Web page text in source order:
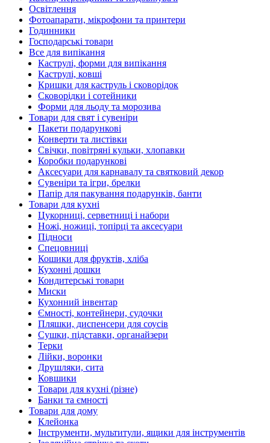
Освітлення
Фотоапарати, мікрофони та принтери
Годинники
Господарські товари
Все для випікання
Каструлі, форми для випікання
Каструлі, ковші
Кришки для каструль і сковорідок
Сковорідки і сотейники
Форми для льоду та морозива
Товари для свят і сувеніри
Пакети подарункові
Конверти та листівки
Свічки, повітряні кульки, хлопавки
Коробки подарункові
Аксесуари для карнавалу та святковий декор
Сувеніри та ігри, брелки
Папір для пакування подарунків, банти
Товари для кухні
Цукорниці, серветниці і набори
Ножі, ножиці, топірці та аксесуари
Підноси
Спецовниці
Кошики для фруктів, хліба
Кухонні дошки
Кондитерські товари
Миски
Кухонний інвентар
Ємності, контейнери, судочки
Пляшки, диспенсери для соусів
Сушки, підставки, органайзери
Терки
Лійки, воронки
Друшляки, сита
Ковшики
Товари для кухні (різне)
Банки та ємності
Товари для дому
Клейонка
Інструменти, мультитули, ящики для інструментів